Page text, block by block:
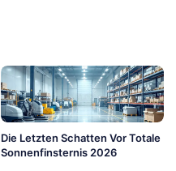
Die Letzten Schatten Vor Totale
Sonnenfinsternis 2026